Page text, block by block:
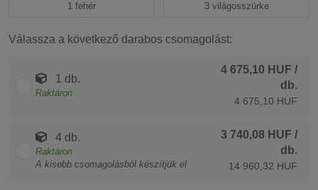
1 fehér 3 világosszürke
Válassza a következő darabos csomagolást:
1 db.
Raktáron
4 675,10 HUF /
db.
4 675,10 HUF
4 db.
Raktáron
A kisebb csomagolásból készítjük el
3 740,08 HUF /
db.
14 960,32 HUF